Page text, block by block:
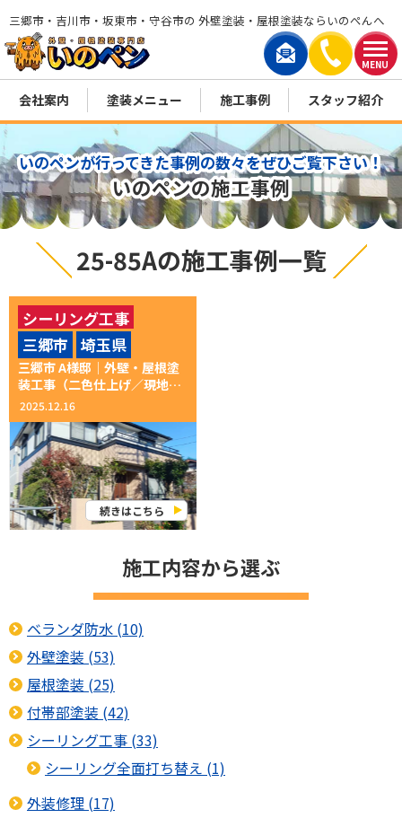
MENU
三郷市・吉川市・坂東市・守谷市の 外壁塗装・屋根塗装ならいのぺんへ
会社案内 塗装メニュー 施工事例 スタッフ紹介
いのペンが行ってきた事例の数々をぜひご覧下さい！
いのペンの施工事例
25-85Aの施工事例一覧
三郷市 A様邸│外壁・屋根塗
装工事（二色仕上げ／現地調
色）
2025.12.16
続きはこちら
シーリング工事
付帯部塗装 外壁塗装
屋根塗装
三郷市 埼玉県
施工内容から選ぶ
ベランダ防水 (10)
外壁塗装 (53)
屋根塗装 (25)
付帯部塗装 (42)
シーリング工事 (33)
シーリング全面打ち替え (1)
外装修理 (17)